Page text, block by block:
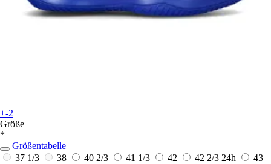
+-2
Größe
*
Größentabelle
37 1/3
38 40 2/3 41 1/3 42 42 2/3 24h
43